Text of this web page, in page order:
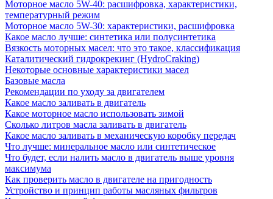
Моторное масло 5W-40: расшифровка, характеристики,
температурный режим
Моторное масло 5W-30: характеристики, расшифровка
Какое масло лучше: синтетика или полусинтетика
Вязкость моторных масел: что это такое, классификация
Каталитический гидрокрекинг (НydroСraking)
Некоторые основные характеристики масел
Базовые масла
Рекомендации по уходу за двигателем
Какое масло заливать в двигатель
Какое моторное масло использовать зимой
Сколько литров масла заливать в двигатель
Какое масло заливать в механическую коробку передач
Что лучше: минеральное масло или синтетическое
Что будет, если налить масло в двигатель выше уровня
максимума
Как проверить масло в двигателе на пригодность
Устройство и принцип работы масляных фильтров